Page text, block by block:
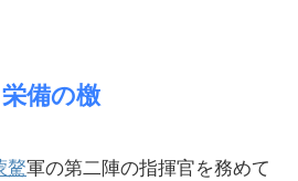
栄備の檄
驁軍の第二陣の指揮官を務めて